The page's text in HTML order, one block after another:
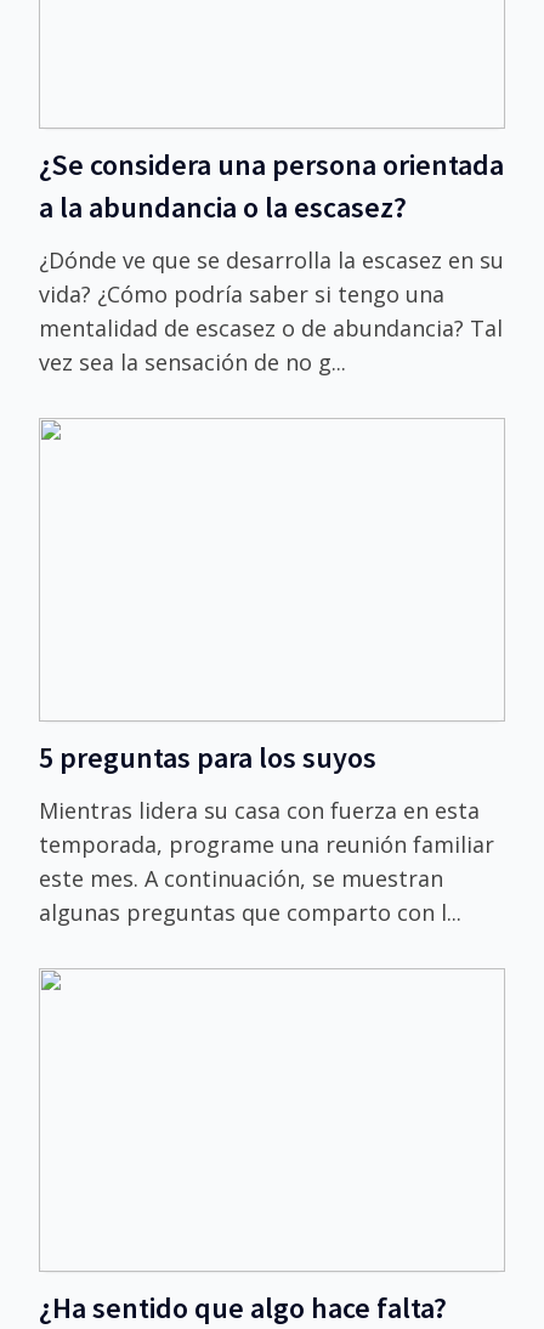
¿Se considera una persona orientada
a la abundancia o la escasez?
¿Dónde ve que se desarrolla la escasez en su
vida? ¿Cómo podría saber si tengo una
mentalidad de escasez o de abundancia? Tal
vez sea la sensación de no g...
5 preguntas para los suyos
Mientras lidera su casa con fuerza en esta
temporada, programe una reunión familiar
este mes. A continuación, se muestran
algunas preguntas que comparto con l...
¿Ha sentido que algo hace falta?